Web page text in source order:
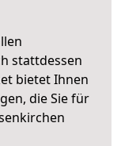
stattdessen
bietet Ihnen
die Sie für